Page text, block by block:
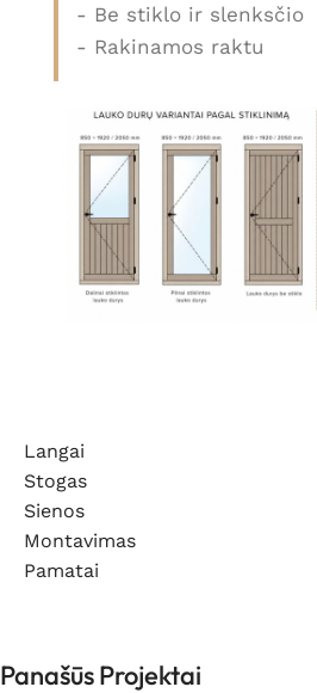
- Be stiklo ir slenksčio
- Rakinamos raktu
Langai
Stogas
Sienos
Montavimas
Pamatai
Panašūs Projektai